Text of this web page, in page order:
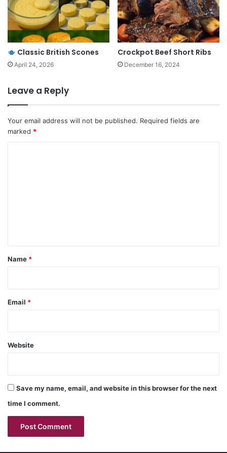
Classic British Scones
April 24, 2026
Crockpot Beef Short Ribs
December 16, 2024
Leave a Reply
Your email address will not be published. Required fields are
marked *
*
Name *
Email *
Website
Save my name, email, and website in this browser for the next
time I comment.